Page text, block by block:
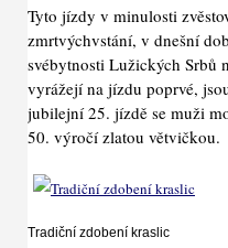
Tyto jízdy v minulosti
zmrtvýchvstání, v dnešní
svébytnosti Lužických Srbů
vyrážejí na jízdu poprvé,
jubilejní 25. jízdě se muži
50. výročí zlatou větvičkou.
Tradiční zdobení kraslic